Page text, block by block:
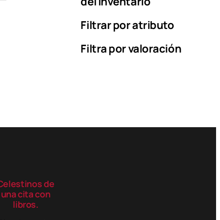
Filtrar por atributo
Filtra por valoración
de
una cita con
libros.